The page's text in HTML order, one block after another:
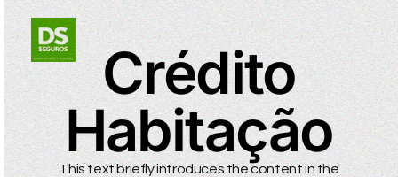
Crédito
Habitação
This text briefly introduces the content in the